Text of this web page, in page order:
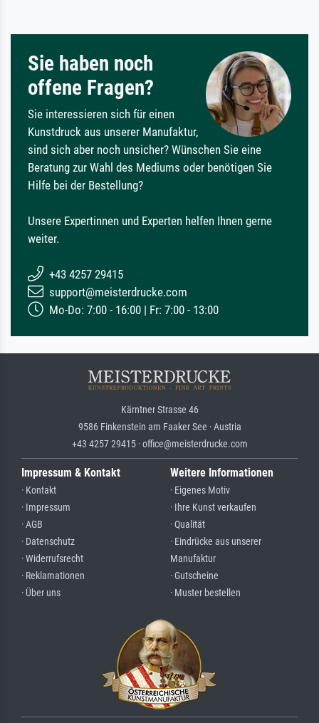
Sie haben noch
offene Fragen?
Sie interessieren sich für einen
Kunstdruck aus unserer Manufaktur,
sind sich aber noch unsicher? Wünschen Sie eine
Beratung zur Wahl des Mediums oder benötigen Sie
Hilfe bei der Bestellung?
Unsere Expertinnen und Experten helfen Ihnen gerne
weiter.
+43 4257 29415
support@meisterdrucke.com
Mo-Do: 7:00 - 16:00 | Fr: 7:00 - 13:00
Kärntner Strasse 46
9586 Finkenstein am Faaker See · Austria
+43 4257 29415 · office@meisterdrucke.com
Impressum & Kontakt
· Kontakt
· Impressum
· AGB
· Datenschutz
· Widerrufsrecht
· Reklamationen
· Über uns
Weitere Informationen
· Eigenes Motiv
· Ihre Kunst verkaufen
· Qualität
· Eindrücke aus unserer
Manufaktur
· Gutscheine
· Muster bestellen